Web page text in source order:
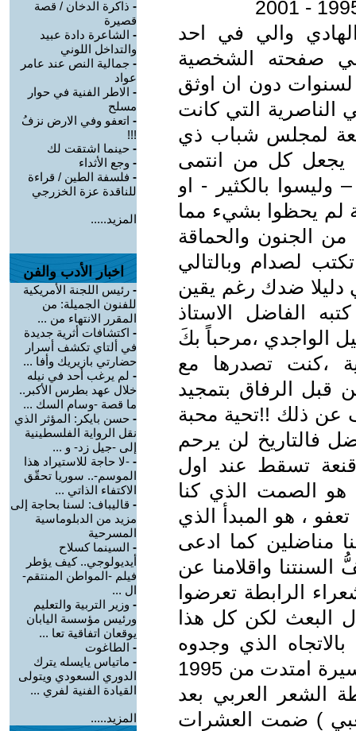
والي في احد
في صفحته الشخصية
لسنوات دون ان اوثق
الناصرية التي كانت
لمجلس شباب ذي
يجعل كل من انتمى
بالكثير - او
لم يحظوا بشيء مما
من الجنون والحماقة
لصدام وبالتالي
دليلا ضدك رغم يقين
الفاضل الاستاذ
الواجدي ،مرحباً بكَ
،كنت تصدرها مع
قبل الرفاق بتمجيد
ذلك !!تحية محبة
فالتاريخ لن يرحم
تسقط عند اول
الصمت الذي كنا
، هو المبدأ الذي
مناضلين كما ادعى
واقلامنا عن
الرابطة تعرضوا
البعث لكن كل هذا
الذي وجدوه
حافظا لكرامتهم ولتاريخهم ، كانت مسيرة امتدت من 1995
الشعر العربي بعد
) ضمت العشرات
- ذاكرة الدخان / قصة
قصيرة
- الشاعرة دادة عبيد
والتداخل اللوني
- جمالية النص عند عامر
عواد
- الاطر الفنية في حوار
مسلح
- اتعفو وفي الارض نزفُ
!!!
- حينما اشتقت لك
- وجع الأثداء
- فلسفة الطين / قراءة
للناقدة عزة الخزرجي
المزيد.....
اخبار الأدب والفن
- رئيس اللجنة الأمريكية
للفنون الجميلة: من
المقرر الانتهاء من ...
- اكتشافات أثرية جديدة
في ألتاي تكشف أسرار
حضارتي بازيريك وأفا ...
- لم يرغب أحد في نيله
خلال عهد بطرس الأكبر..
ما قصة -وسام السك ...
- حسن بايكر: المؤثر الذي
نقل الرواية الفلسطينية
إلى -جيل زد- و ...
- -لا حاجة للاستيراد هذا
الموسم-.. سوريا تحقّق
الاكتفاء الذاتي ...
- قاليباف: لسنا بحاجة إلى
مزيد من الدبلوماسية
المسرحية
- السينما كسلاح
أيديولوجي.. كيف يؤطر
فيلم -المواطن المنتقم-
ال ...
- وزير التربية والتعليم
ورئيس مؤسسة اليابان
يوقعان اتفاقية تعا ...
- الطاغوت
- ماتياس يايسله يترك
الدوري السعودي ويتولى
القيادة الفنية لفري ...
المزيد.....